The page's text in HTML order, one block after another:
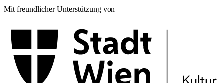
Mit freundlicher Unterstützung von